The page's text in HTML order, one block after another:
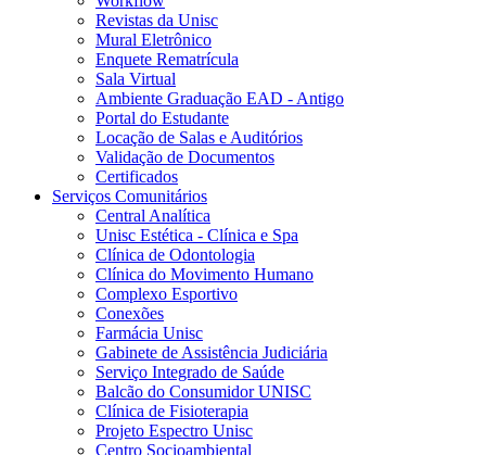
Revistas da Unisc
Mural Eletrônico
Enquete Rematrícula
Sala Virtual
Ambiente Graduação EAD - Antigo
Portal do Estudante
Locação de Salas e Auditórios
Validação de Documentos
Certificados
Serviços Comunitários
Central Analítica
Unisc Estética - Clínica e Spa
Clínica de Odontologia
Clínica do Movimento Humano
Complexo Esportivo
Conexões
Farmácia Unisc
Gabinete de Assistência Judiciária
Serviço Integrado de Saúde
Balcão do Consumidor UNISC
Clínica de Fisioterapia
Projeto Espectro Unisc
Centro Socioambiental